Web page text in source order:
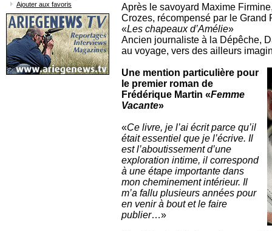
Ajouter aux favoris
Après le savoyard Maxime
Crozes, récompensé par le
«Les chapeaux d’Amélie»
Ancien journaliste à la Dépêche,
au voyage, vers des ailleurs
Une mention particulière pour
le premier roman de
Frédérique Martin «Femme
Vacante»
«Ce livre, je l’ai écrit parce qu’il
était essentiel que je l’écrive. Il
est l’aboutissement d’une
exploration intime, il correspond
à une étape importante dans
mon cheminement intérieur. Il
m’a fallu plusieurs années pour
en venir à bout et le faire
publier…»